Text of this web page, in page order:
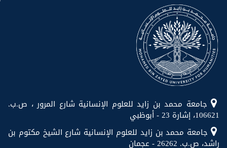
جامعة محمد بن زايد للعلوم الإنسانية شارع المرور ، ص.ب.
106621، إشارة 23 - أبوظبي
جامعة محمد بن زايد للعلوم الإنسانية شارع الشيخ مكتوم بن
راشد، ص.ب. 26262 - عجمان